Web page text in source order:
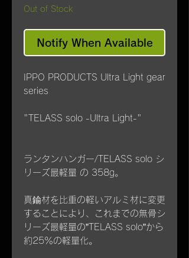
Out of Stock
Notify When Available
IPPO PRODUCTS Ultra Light gear
series
"TELASS solo -Ultra Light-"
ランタンハンガー/TELASS solo シ
リーズ最軽量 の 358g。
真鍮材を比重の軽いアルミ材に変更
することにより、これまでの無骨シ
リーズ最軽量の”TELASS solo”から
約25％の軽量化。